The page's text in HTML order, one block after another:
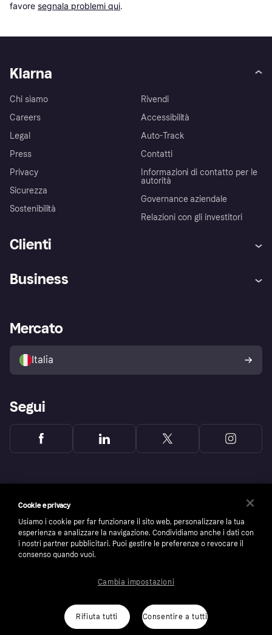
favore segnala problemi qui.
Klarna
Chi siamo
Careers
Legal
Press
Privacy
Sicurezza
Sostenibilità
Rivendi
Accessibilità
Auto-Track
Contatti
Informazioni di contatto per le
autorità
Governance aziendale
Relazioni con gli investitori
Clienti
Assistenza
Esplora i negozi
Politica di protezione
dell'acquirente Klarna
Business
Accesso aziende
Mercato
Italia
Segui
number: 556737-0431
Cookies Klarna.com
Cookie e privacy
Usiamo i cookie per far funzionare il sito web, personalizzare la tua
esperienza e analizzare la navigazione. Condividiamo anche i dati con
i nostri partner pubblicitari. Puoi gestire le preferenze o revocare il
consenso quando vuoi.
Rifiuta tutti Consentire a tutti
Cambia impostazioni